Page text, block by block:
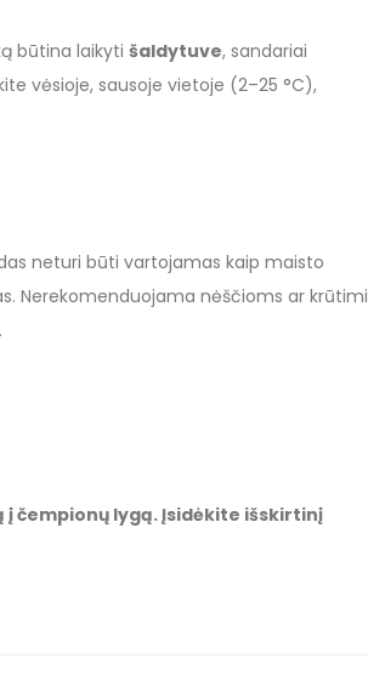
būtina laikyti šaldytuve, sandariai
vėsioje, sausoje vietoje (2–25 °C),
neturi būti vartojamas kaip maisto
Nerekomenduojama nėščioms ar krūtimi
čempionų lygą. Įsidėkite išskirtinį